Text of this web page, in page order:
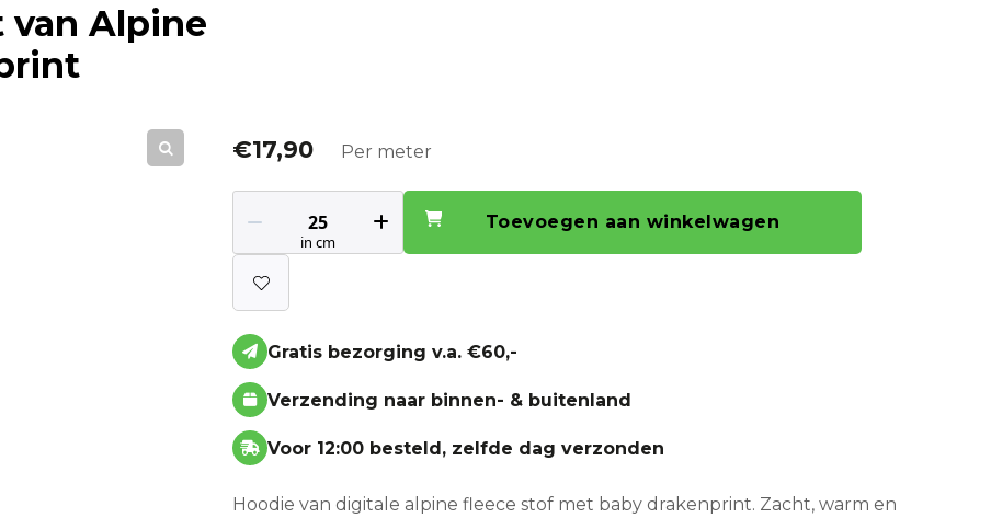
van Alpine
€17,90 Per meter
Toevoegen aan winkelwagen
Gratis bezorging v.a. €60,-
Verzending naar binnen- & buitenland
Voor 12:00 besteld, zelfde dag verzonden
Hoodie van digitale alpine fleece stof met baby drakenprint. Zacht, warm en